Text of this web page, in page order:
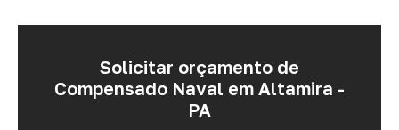
Solicitar orçamento de
Compensado Naval em Altamira -
PA